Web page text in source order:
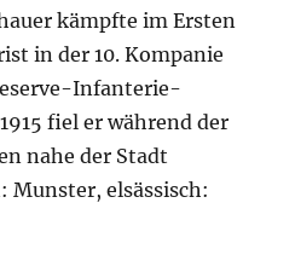
kämpfte im Ersten
in der 10. Kompanie
Infanterie-
fiel er während der
nahe der Stadt
Munster, elsässisch: